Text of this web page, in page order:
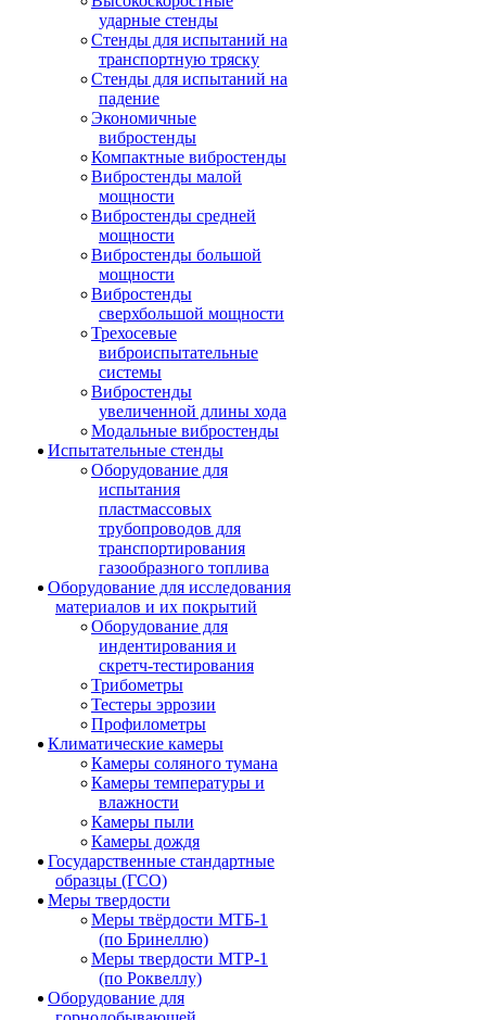
ударные стенды
Стенды для испытаний на
транспортную тряску
Стенды для испытаний на
падение
Экономичные
вибростенды
Компактные вибростенды
Вибростенды малой
мощности
Вибростенды средней
мощности
Вибростенды большой
мощности
Вибростенды
сверхбольшой мощности
Трехосевые
виброиспытательные
системы
Вибростенды
увеличенной длины хода
Модальные вибростенды
Испытательные стенды
Оборудование для
испытания
пластмассовых
трубопроводов для
транспортирования
газообразного топлива
Оборудование для исследования
материалов и их покрытий
Оборудование для
индентирования и
скретч-тестирования
Трибометры
Тестеры эррозии
Профилометры
Климатические камеры
Камеры соляного тумана
Камеры температуры и
влажности
Камеры пыли
Камеры дождя
Государственные стандартные
образцы (ГСО)
Меры твердости
Меры твёрдости МТБ-1
(по Бринеллю)
Меры твердости МТР-1
(по Роквеллу)
Оборудование для